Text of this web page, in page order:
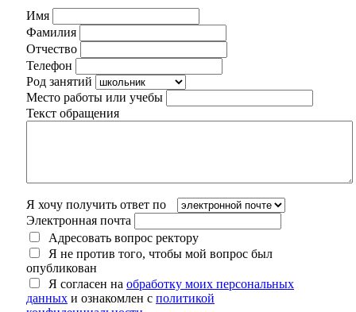
Имя
Фамилия
Отчество
Телефон
Род занятий
Место работы или учебы
Текст обращения
Я хочу получить ответ по
Электронная почта
Адресовать вопрос ректору
Я не против того, чтобы мой вопрос был
опубликован
Я согласен на обработку моих персональных
данных и ознакомлен с политикой